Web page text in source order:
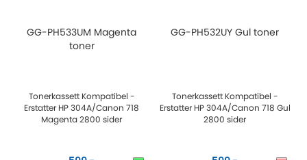
GG-PH533UM Magenta
toner
Tonerkassett Kompatibel -
Erstatter HP 304A/Canon 718
Magenta 2800 sider
GG-PH532UY Gul toner
Tonerkassett Kompatibel -
Erstatter HP 304A/Canon 718 Gul
2800 sider